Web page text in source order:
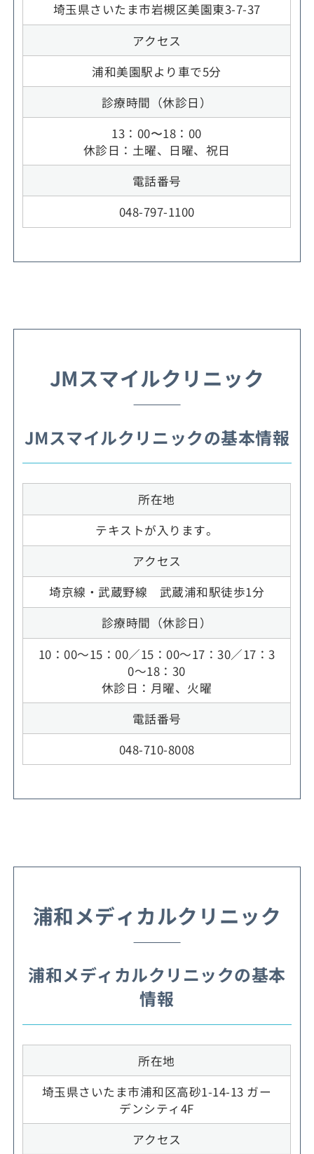
埼玉県さいたま市岩槻区美園東3-7-37
アクセス
浦和美園駅より車で5分
診療時間（休診日）
13：00〜18：00
休診日：土曜、日曜、祝日
電話番号
048-797-1100
JMスマイルクリニック
JMスマイルクリニックの基本情報
所在地
テキストが入ります。
アクセス
埼京線・武蔵野線 武蔵浦和駅徒歩1分
診療時間（休診日）
10：00～15：00／15：00～17：30／17：3
0～18：30
休診日：月曜、火曜
電話番号
048-710-8008
浦和メディカルクリニック
浦和メディカルクリニックの基本
情報
所在地
埼玉県さいたま市浦和区高砂1-14-13 ガー
デンシティ4F
アクセス